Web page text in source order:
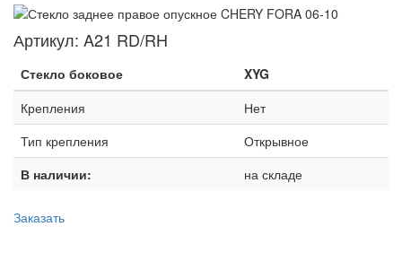
Артикул: A21 RD/RH
Стекло боковое
XYG
Крепления
Нет
Тип крепления
Открывное
В наличии:
на складе
Заказать